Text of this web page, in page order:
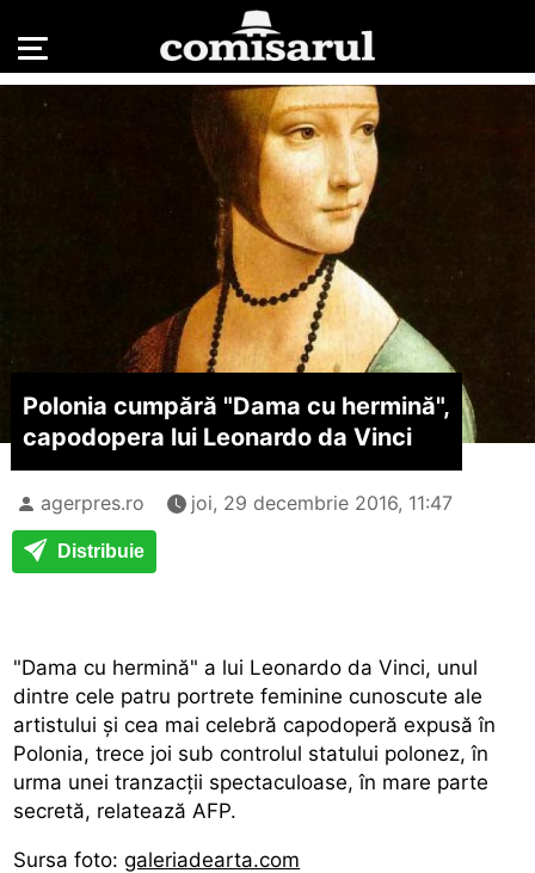
Polonia cumpără "Dama cu hermină",
capodopera lui Leonardo da Vinci
agerpres.ro joi, 29 decembrie 2016, 11:47
Distribuie
"Dama cu hermină" a lui Leonardo da Vinci, unul
dintre cele patru portrete feminine cunoscute ale
artistului și cea mai celebră capodoperă expusă în
Polonia, trece joi sub controlul statului polonez, în
urma unei tranzacții spectaculoase, în mare parte
secretă, relatează AFP.
Sursa foto:galeriadearta.com